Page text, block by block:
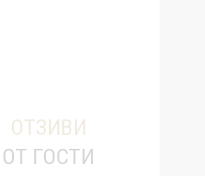
ОТЗИВИ
ОТ ГОСТИ